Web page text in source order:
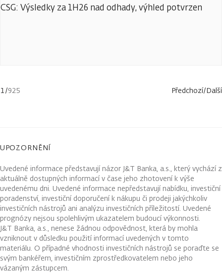
CSG: Výsledky za 1H26 nad odhady, výhled potvrzen
1/925 Předchozí/Další
UPOZORNĚNÍ
Uvedené informace představují názor J&T Banka, a.s., který vychází z
aktuálně dostupných informací v čase jeho zhotovení k výše
uvedenému dni. Uvedené informace nepředstavují nabídku, investiční
poradenství, investiční doporučení k nákupu či prodeji jakýchkoliv
investičních nástrojů ani analýzu investičních příležitostí. Uvedené
prognózy nejsou spolehlivým ukazatelem budoucí výkonnosti.
J&T Banka, a.s., nenese žádnou odpovědnost, která by mohla
vzniknout v důsledku použití informací uvedených v tomto
materiálu. O případné vhodnosti investičních nástrojů se poraďte se
svým bankéřem, investičním zprostředkovatelem nebo jeho
vázaným zástupcem.